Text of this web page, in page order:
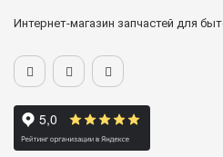
Интернет-магазин запчастей для